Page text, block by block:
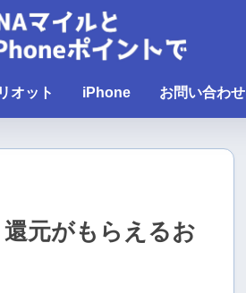
オット iPhone お問い合わせ
元がもらえるお